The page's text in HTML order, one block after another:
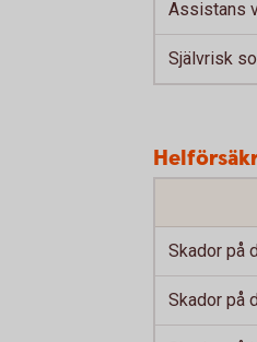
Assistans
Självrisk
Skador på
Skador på